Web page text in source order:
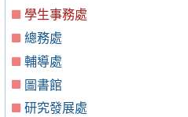
學生事務處
總務處
輔導處
圖書館
研究發展處